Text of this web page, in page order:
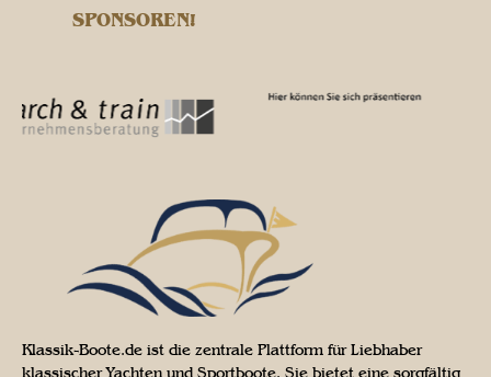
SPONSOREN!
Klassik-Boote.de ist die zentrale Plattform für Liebhaber